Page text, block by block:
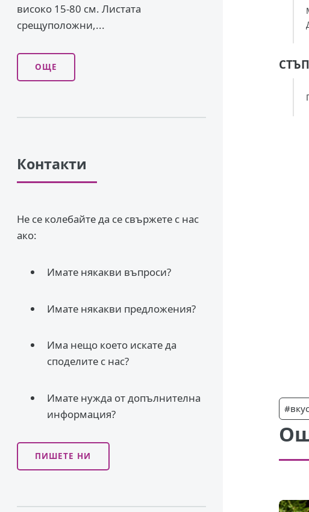
високо 15-80 см. Листата
срещуположни,...
ОЩЕ
Контакти
Не се колебайте да се свържете с нас
ако:
Имате някакви въпроси?
Имате някакви предложения?
Има нещо което искате да
споделите с нас?
Имате нужда от допълнителна
информация?
ПИШЕТЕ НИ